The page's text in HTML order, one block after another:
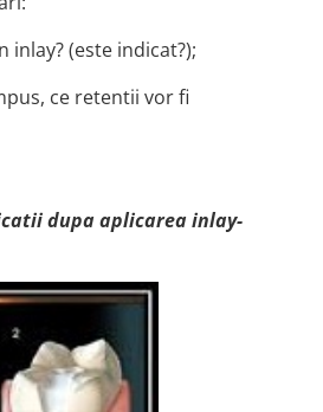
inlay? (este indicat?);
ce retentii vor fi
dupa aplicarea inlay-